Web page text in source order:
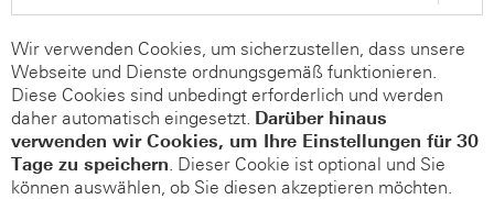
Wir verwenden Cookies, um sicherzustellen, dass unsere
Webseite und Dienste ordnungsgemäß funktionieren.
Diese Cookies sind unbedingt erforderlich und werden
daher automatisch eingesetzt. Darüber hinaus
verwenden wir Cookies, um Ihre Einstellungen für 30
Tage zu speichern. Dieser Cookie ist optional und Sie
können auswählen, ob Sie diesen akzeptieren möchten.